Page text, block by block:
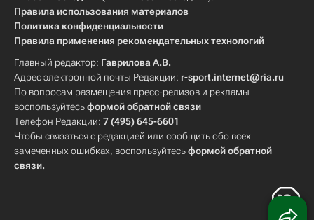
Правила использования материалов
Политика конфиденциальности
Правила применения рекомендательных технологий
Главный редактор: Гаврилова А.В.
Адрес электронной почты Редакции: r-sport.internet@ria.ru
По вопросам размещения пресс-релизов и рекламы
воспользуйтесьформой обратной связи
Телефон Редакции: 7 (495) 645-6601
Чтобы связаться с редакцией или сообщить обо всех
замеченных ошибках, воспользуйтесьформой обратной
связи.